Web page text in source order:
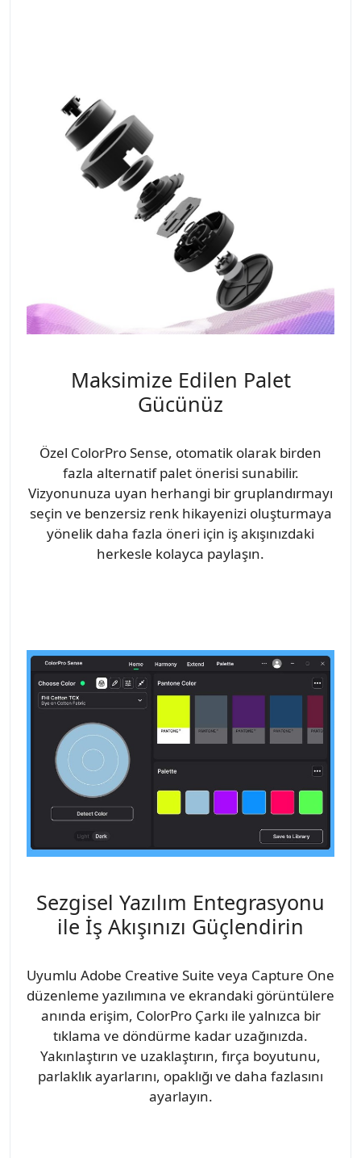
Maksimize Edilen Palet
Gücünüz
Özel ColorPro Sense, otomatik olarak birden
fazla alternatif palet önerisi sunabilir.
Vizyonunuza uyan herhangi bir gruplandırmayı
seçin ve benzersiz renk hikayenizi oluşturmaya
yönelik daha fazla öneri için iş akışınızdaki
herkesle kolayca paylaşın.
Sezgisel Yazılım Entegrasyonu
ile İş Akışınızı Güçlendirin
Uyumlu Adobe Creative Suite veya Capture One
düzenleme yazılımına ve ekrandaki görüntülere
anında erişim, ColorPro Çarkı ile yalnızca bir
tıklama ve döndürme kadar uzağınızda.
Yakınlaştırın ve uzaklaştırın, fırça boyutunu,
parlaklık ayarlarını, opaklığı ve daha fazlasını
ayarlayın.